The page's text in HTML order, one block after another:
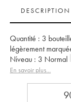
Quantité : 3
légèrement
Niveau : 3 Normal
TVA récupérable :
En savoir plus...